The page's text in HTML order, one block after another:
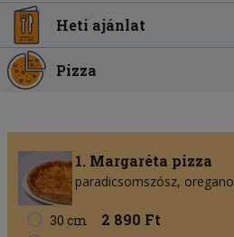
Heti ajánlat
Pizza
1. Margaréta pizza
paradicsomszósz oregano
30 cm 2 890 Ft